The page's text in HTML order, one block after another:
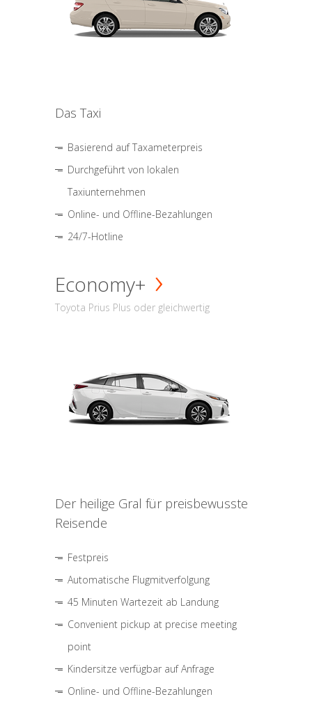
Das Taxi
Basierend auf Taxameterpreis
Durchgeführt von lokalen
Taxiunternehmen
Online- und Offline-Bezahlungen
24/7-Hotline
Economy+
Toyota Prius Plus oder gleichwertig
Der heilige Gral für preisbewusste
Reisende
Festpreis
Automatische Flugmitverfolgung
45 Minuten Wartezeit ab Landung
Convenient pickup at precise meeting
point
Kindersitze verfügbar auf Anfrage
Online- und Offline-Bezahlungen